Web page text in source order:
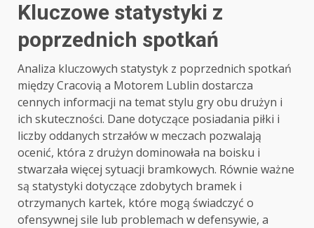
Kluczowe statystyki z
poprzednich spotkań
Analiza kluczowych statystyk z poprzednich spotkań
między Cracovią a Motorem Lublin dostarcza
cennych informacji na temat stylu gry obu drużyn i
ich skuteczności. Dane dotyczące posiadania piłki i
liczby oddanych strzałów w meczach pozwalają
ocenić, która z drużyn dominowała na boisku i
stwarzała więcej sytuacji bramkowych. Równie ważne
są statystyki dotyczące zdobytych bramek i
otrzymanych kartek, które mogą świadczyć o
ofensywnej sile lub problemach w defensywie, a